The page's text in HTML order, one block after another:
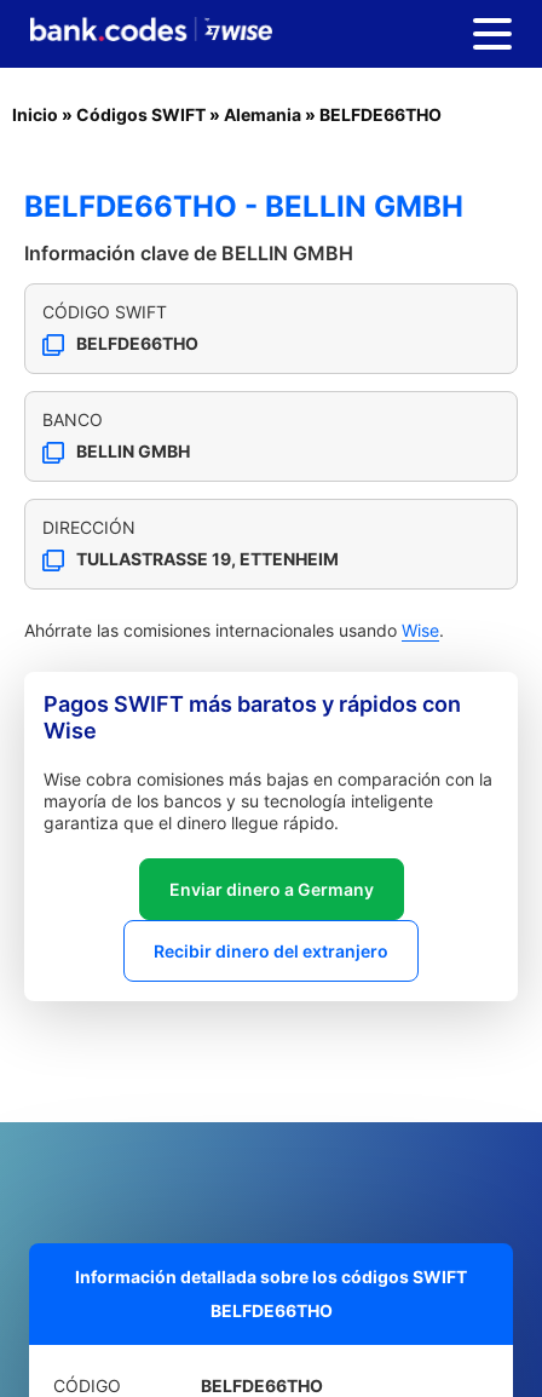
Inicio » Códigos SWIFT » Alemania » BELFDE66THO
BELFDE66THO - BELLIN GMBH
Información clave de BELLIN GMBH
CÓDIGO SWIFT
BELFDE66THO
BANCO
BELLIN GMBH
DIRECCIÓN
TULLASTRASSE 19, ETTENHEIM
Ahórrate las comisiones internacionales usando Wise.
Pagos SWIFT más baratos y rápidos con
Wise
Wise cobra comisiones más bajas en comparación con la
mayoría de los bancos y su tecnología inteligente
garantiza que el dinero llegue rápido.
Enviar dinero a Germany
Recibir dinero del extranjero
Información detallada sobre los códigos SWIFT
BELFDE66THO
CÓDIGO
BELFDE66THO